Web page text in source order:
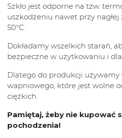
Szkło jest odporne na tzw.
uszkodzeniu nawet przy
50°C.
Dokładamy wszelkich starań,
bezpieczne w użytkowaniu i
Dlatego do produkcji używamy
wapniowego, które jest wolne
ciężkich.
Pamiętaj, żeby nie kupować
pochodzenia!